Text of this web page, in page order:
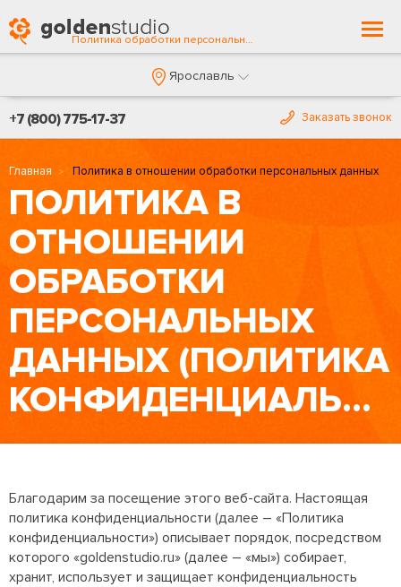
Политика обработки персональных данных
Ярославль
+7 (800) 775-17-37 Заказать звонок
Главная Политика в отношении обработки персональных данных
ПОЛИТИКА В
ОТНОШЕНИИ
ОБРАБОТКИ
ПЕРСОНАЛЬНЫХ
ДАННЫХ (ПОЛИТИКА
КОНФИДЕНЦИАЛЬНОСТИ)
Благодарим за посещение этого веб-сайта. Настоящая
политика конфиденциальности (далее – «Политика
конфиденциальности») описывает порядок, посредством
которого «goldenstudio.ru» (далее – «мы») собирает,
хранит, использует и защищает конфиденциальность